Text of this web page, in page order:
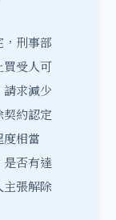
刑事部
買受人可
求減少
約認定
度相當
否有達
主張解除